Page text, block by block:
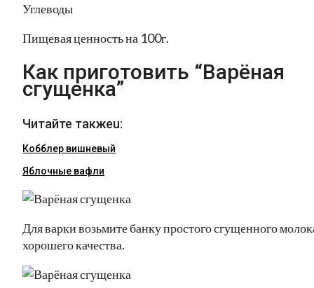
Углеводы
Пищевая ценность на 100г.
Как приготовить “Варёная
сгущенка”
Читайте такжеu:
Кобблер вишневый
Яблочные вафли
Для варки возьмите банку простого сгущенного
хорошего качества.